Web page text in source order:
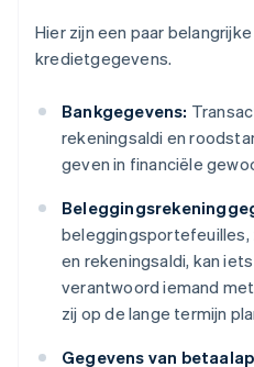
Hier zijn een paar
kredietgegevens.
Bankgegevens:
rekeningsaldi en
geven in financiële
en rekeningsaldi, kan
verantwoord iemand
zij op de lange termijn
Gegevens van